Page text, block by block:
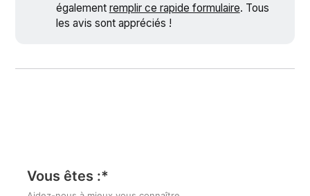
également remplir ce rapide formulaire. Tous
les avis sont appréciés !
Vous êtes :*